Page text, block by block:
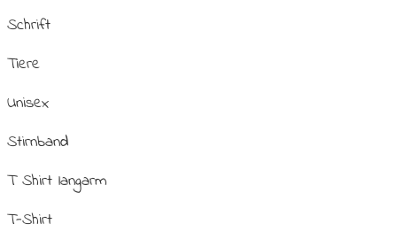
Schrift
Tiere
Unisex
Stirnband
T Shirt langarm
T-Shirt